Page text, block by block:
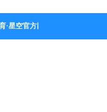
·星空官方网站-星空体育（中国）